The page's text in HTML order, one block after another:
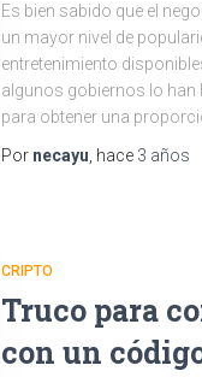
Es bien sabido que el
un mayor nivel de
entretenimiento
algunos gobiernos lo han
para obtener una
Por necayu , hace 3 años
CRIPTO
Truco para
con un